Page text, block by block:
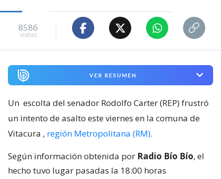
8586
visitas
VER RESUMEN
Un escolta del senador Rodolfo Carter (REP) frustró
un intento de asalto este viernes en la comuna de
Vitacura , región Metropolitana (RM).
Según información obtenida por Radio Bío Bío, el
hecho tuvo lugar pasadas la 18:00 horas